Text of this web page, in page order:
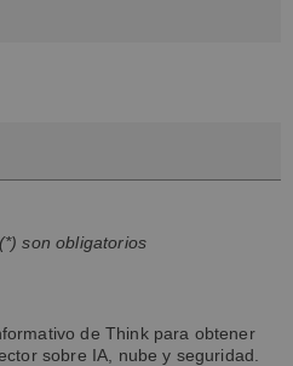
son obligatorios
de Think para obtener
sobre IA, nube y seguridad.